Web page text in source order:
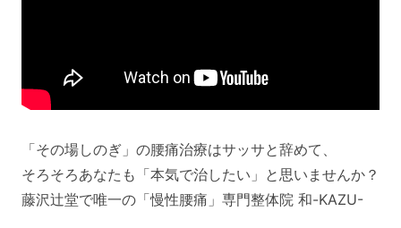
「その場しのぎ」の腰痛治療はサッサと辞めて、
そろそろあなたも「本気で治したい」と思いませんか？
藤沢辻堂で唯一の「慢性腰痛」専門整体院 和-KAZU-